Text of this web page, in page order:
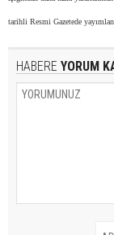
tarihli Resmi Gazetede
HABERE YORUM